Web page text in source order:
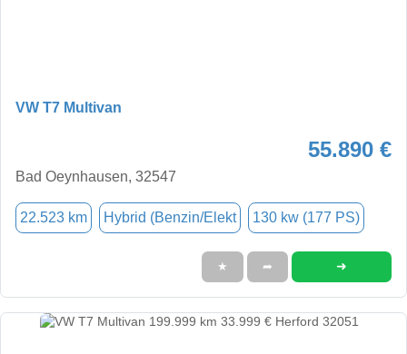
VW T7 Multivan
55.890 €
Bad Oeynhausen, 32547
22.523 km Hybrid (Benzin/Elekt 130 kw (177 PS)
★ ➦ ➜